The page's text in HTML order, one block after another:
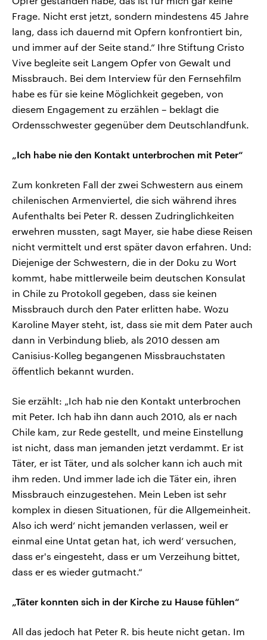
Frage. Nicht erst jetzt, sondern mindestens 45 Jahre
lang, dass ich dauernd mit Opfern konfrontiert bin,
und immer auf der Seite stand.“ Ihre Stiftung Cristo
Vive begleite seit Langem Opfer von Gewalt und
Missbrauch. Bei dem Interview für den Fernsehfilm
habe es für sie keine Möglichkeit gegeben, von
diesem Engagement zu erzählen – beklagt die
Ordensschwester gegenüber dem Deutschlandfunk.
„Ich habe nie den Kontakt unterbrochen mit Peter“
Zum konkreten Fall der zwei Schwestern aus einem
chilenischen Armenviertel, die sich während ihres
Aufenthalts bei Peter R. dessen Zudringlichkeiten
erwehren mussten, sagt Mayer, sie habe diese Reisen
nicht vermittelt und erst später davon erfahren. Und:
Diejenige der Schwestern, die in der Doku zu Wort
kommt, habe mittlerweile beim deutschen Konsulat
in Chile zu Protokoll gegeben, dass sie keinen
Missbrauch durch den Pater erlitten habe. Wozu
Karoline Mayer steht, ist, dass sie mit dem Pater auch
dann in Verbindung blieb, als 2010 dessen am
Canisius-Kolleg begangenen Missbrauchstaten
öffentlich bekannt wurden.
Sie erzählt: „Ich hab nie den Kontakt unterbrochen
mit Peter. Ich hab ihn dann auch 2010, als er nach
Chile kam, zur Rede gestellt, und meine Einstellung
ist nicht, dass man jemanden jetzt verdammt. Er ist
Täter, er ist Täter, und als solcher kann ich auch mit
ihm reden. Und immer lade ich die Täter ein, ihren
Missbrauch einzugestehen. Mein Leben ist sehr
komplex in diesen Situationen, für die Allgemeinheit.
Also ich werd‘ nicht jemanden verlassen, weil er
einmal eine Untat getan hat, ich werd‘ versuchen,
dass er's eingesteht, dass er um Verzeihung bittet,
dass er es wieder gutmacht.“
„Täter konnten sich in der Kirche zu Hause fühlen“
All das jedoch hat Peter R. bis heute nicht getan. Im